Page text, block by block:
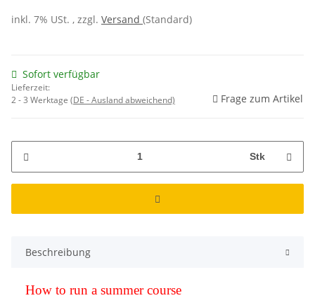
inkl. 7% USt. , zzgl. Versand (Standard)
Sofort verfügbar
Lieferzeit:
2 - 3 Werktage (DE - Ausland abweichend) Frage zum Artikel
Stk
Beschreibung
How to run a summer course